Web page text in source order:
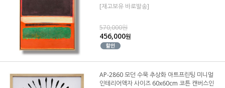
[재고보유 바로발송]
570,000원
456,000원
AP-2860 모던 수묵 추상화 아트프린팅 미니멀
인테리어액자 사이즈 60x60cm 코튼 캔버스인